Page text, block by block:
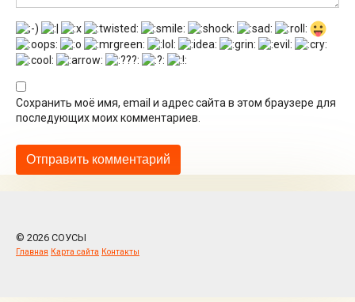
Сохранить моё имя, email и адрес сайта в этом браузере для
последующих моих комментариев.
© 2026 СОУСЫ
Главная Карта сайта Контакты